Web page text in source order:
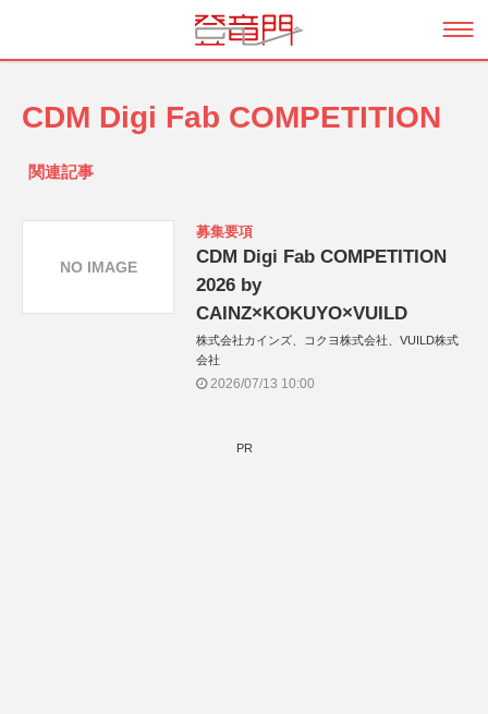
CDM Digi Fab COMPETITION
関連記事
募集要項
CDM Digi Fab COMPETITION
2026 by
CAINZ×KOKUYO×VUILD
株式会社カインズ、コクヨ株式会社、VUILD株式
会社
2026/07/13 10:00
NO IMAGE
PR